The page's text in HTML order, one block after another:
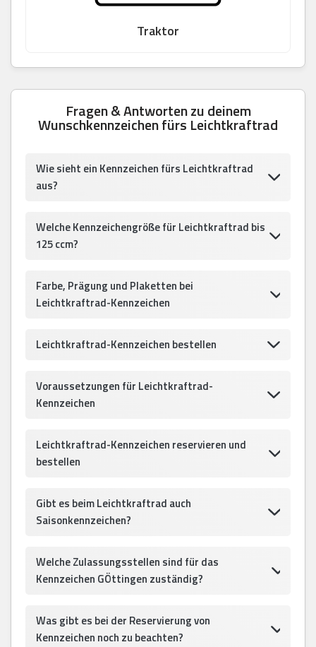
Traktor
Fragen & Antworten zu deinem
Wunschkennzeichen fürs Leichtkraftrad
Wie sieht ein Kennzeichen fürs Leichtkraftrad
aus?
Welche Kennzeichengröße für Leichtkraftrad bis
125 ccm?
Farbe, Prägung und Plaketten bei
Leichtkraftrad-Kennzeichen
Leichtkraftrad-Kennzeichen bestellen
Voraussetzungen für Leichtkraftrad-
Kennzeichen
Leichtkraftrad-Kennzeichen reservieren und
bestellen
Gibt es beim Leichtkraftrad auch
Saisonkennzeichen?
Welche Zulassungsstellen sind für das
Kennzeichen GÖttingen zuständig?
Was gibt es bei der Reservierung von
Kennzeichen noch zu beachten?